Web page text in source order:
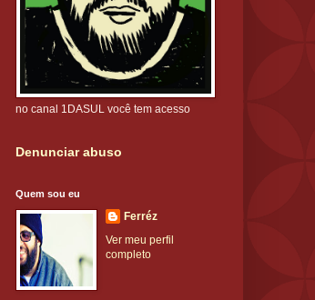
no canal 1DASUL você tem acesso
Denunciar abuso
Quem sou eu
Ferréz
Ver meu perfil
completo